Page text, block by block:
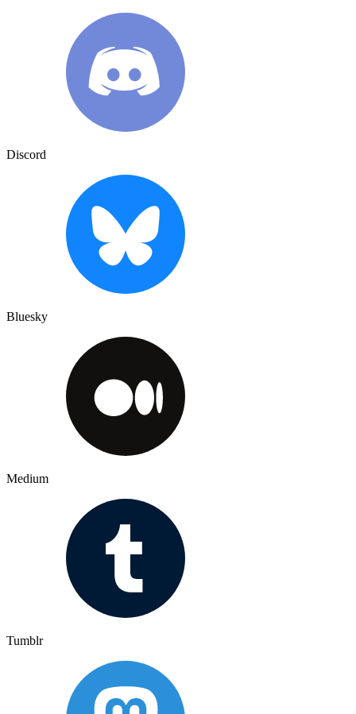
Discord
Bluesky
Medium
Tumblr